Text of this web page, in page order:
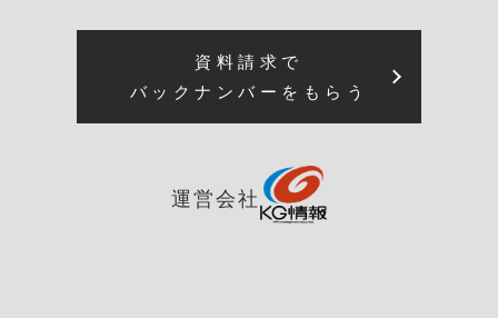
資料請求で
バックナンバーをもらう
運営会社